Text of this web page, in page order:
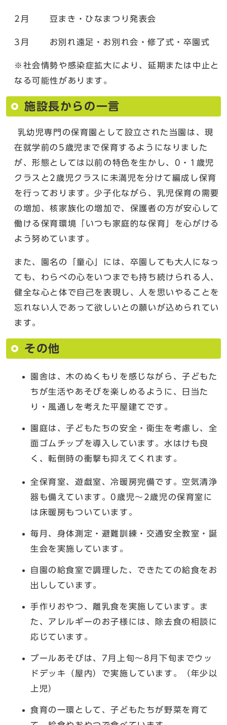
2月 豆まき・ひなまつり発表会
3月 お別れ遠足・お別れ会・修了式・卒園式
※社会情勢や感染症拡大により、延期または中止と
なる可能性があります。
施設長からの一言
乳幼児専門の保育園として設立された当園は、現
在就学前の5歳児まで保育するようになりました
が、形態としては以前の特色を生かし、0・1歳児
クラスと2歳児クラスに未満児を分けて編成し保育
を行っております。少子化ながら、乳児保育の需要
の増加、核家族化の増加で、保護者の方が安心して
働ける保育環境「いつも家庭的な保育」を心がける
よう努めています。
また、園名の「童心」には、卒園しても大人になっ
ても、わらべの心をいつまでも持ち続けられる人、
健全な心と体で自己を表現し、人を思いやることを
忘れない人であって欲しいとの願いが込められてい
ます。
その他
園舎は、木のぬくもりを感じながら、子どもた
ちが生活やあそびを楽しめるように、日当た
り・風通しを考えた平屋建てです。
園庭は、子どもたちの安全・衛生を考慮し、全
面ゴムチップを導入しています。水はけも良
く、転倒時の衝撃も抑えてくれます。
全保育室、遊戯室、冷暖房完備です。空気清浄
器も備えています。0歳児～2歳児の保育室に
は床暖房もついています。
毎月、身体測定・避難訓練・交通安全教室・誕
生会を実施しています。
自園の給食室で調理した、できたての給食をお
出ししています。
手作りおやつ、離乳食を実施しています。ま
た、アレルギーのお子様には、除去食の相談に
応じています。
プールあそびは、7月上旬～8月下旬までウッ
ドデッキ（屋内）で実施しています。（年少以
上児）
食育の一環として、子どもたちが野菜を育て